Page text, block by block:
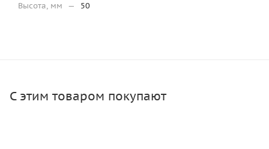
Высота, мм
— 50
С этим товаром покупают